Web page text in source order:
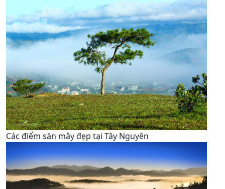
Các điểm săn mây đẹp tại Tây Nguyên